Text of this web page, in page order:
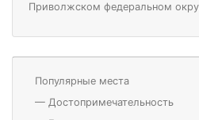
Приволжском федеральном
Популярные места
— Достопримечательность